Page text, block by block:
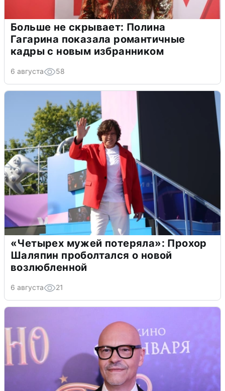
Больше не скрывает: Полина
Гагарина показала романтичные
кадры с новым избранником
6 августа 58
«Четырех мужей потеряла»: Прохор
Шаляпин проболтался о новой
возлюбленной
6 августа 21